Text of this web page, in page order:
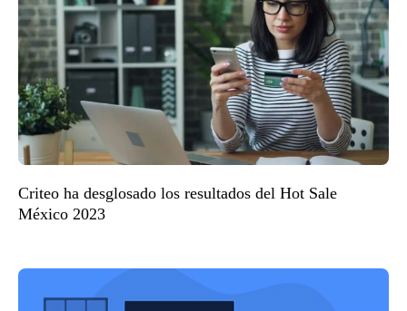
Criteo ha desglosado los resultados del Hot Sale
México 2023